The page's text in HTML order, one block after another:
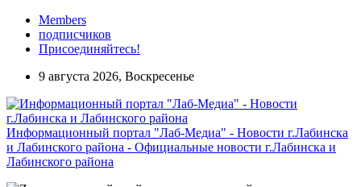
Members
подписчиков
Присоединяйтесь!
9 августа 2026, Воскресенье
Информационный портал "Лаб-Медиа" - Новости г.Лабинска
и Лабинского района - Официальные новости г.Лабинска и
Лабинского района